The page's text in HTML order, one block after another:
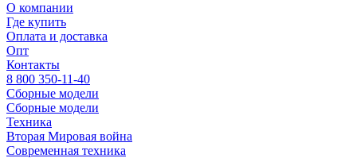
О компании
Где купить
Оплата и доставка
Опт
Контакты
8 800 350-11-40
Сборные модели
Сборные модели
Техника
Вторая Мировая война
Современная техника